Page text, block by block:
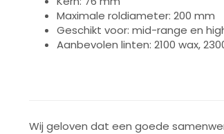
Maximale roldiameter: 200 mm
Geschikt voor: mid-range en
Aanbevolen linten: 2100 wax,
Wij geloven dat een goede